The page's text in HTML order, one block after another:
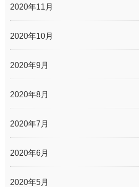
2020年11月
2020年10月
2020年9月
2020年8月
2020年7月
2020年6月
2020年5月